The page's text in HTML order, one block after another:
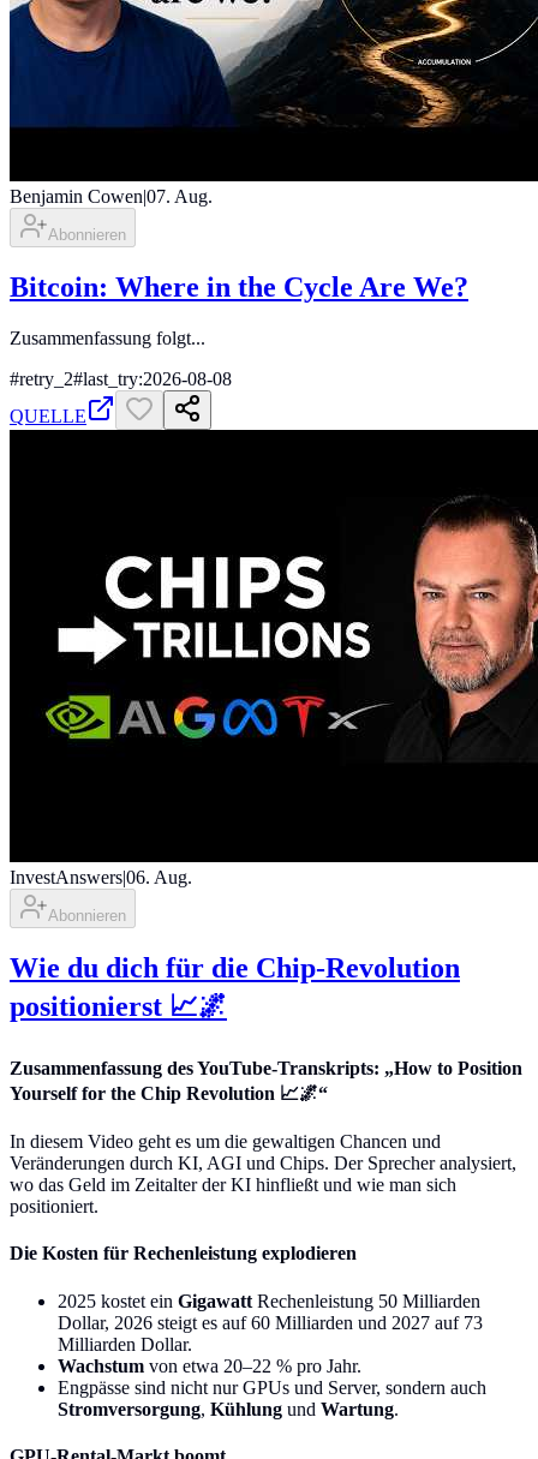
Benjamin Cowen|07. Aug.
Abonnieren
Bitcoin: Where in the Cycle Are We?
Zusammenfassung folgt...
#retry_2#last_try:2026-08-08
QUELLE
InvestAnswers|06. Aug.
Abonnieren
Wie du dich für die Chip-Revolution
positionierst 📈🌌
Zusammenfassung des YouTube-Transkripts: „How to Position
Yourself for the Chip Revolution 📈🌌“
In diesem Video geht es um die gewaltigen Chancen und
Veränderungen durch KI, AGI und Chips. Der Sprecher analysiert,
wo das Geld im Zeitalter der KI hinfließt und wie man sich
positioniert.
Die Kosten für Rechenleistung explodieren
2025 kostet ein Gigawatt Rechenleistung 50 Milliarden
Dollar, 2026 steigt es auf 60 Milliarden und 2027 auf 73
Milliarden Dollar.
Wachstum von etwa 20–22 % pro Jahr.
Engpässe sind nicht nur GPUs und Server, sondern auch
Stromversorgung, Kühlung und Wartung.